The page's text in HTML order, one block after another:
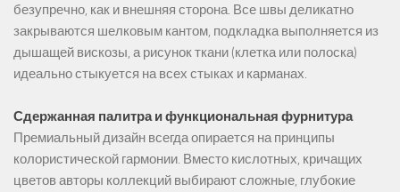
безупречно, как и внешняя сторона. Все швы деликатно
закрываются шелковым кантом, подкладка выполняется из
дышащей вискозы, а рисунок ткани (клетка или полоска)
идеально стыкуется на всех стыках и карманах.
Сдержанная палитра и функциональная фурнитура
Премиальный дизайн всегда опирается на принципы
колористической гармонии. Вместо кислотных, кричащих
цветов авторы коллекций выбирают сложные, глубокие